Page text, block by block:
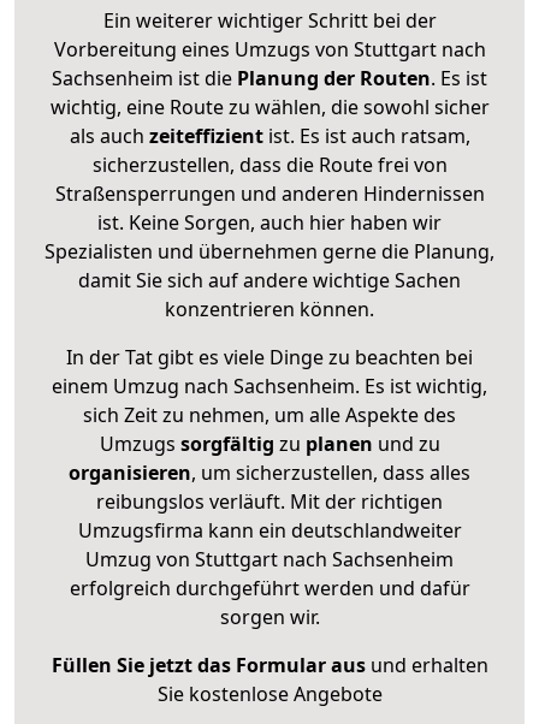
Ein weiterer wichtiger Schritt bei der
Vorbereitung eines Umzugs von Stuttgart nach
Sachsenheim ist die Planung der Routen. Es ist
wichtig, eine Route zu wählen, die sowohl sicher
als auch zeiteffizientist. Es ist auch ratsam,
sicherzustellen, dass die Route frei von
Straßensperrungen und anderen Hindernissen
ist. Keine Sorgen, auch hier haben wir
Spezialisten und übernehmen gerne die Planung,
damit Sie sich auf andere wichtige Sachen
konzentrieren können.
In der Tat gibt es viele Dinge zu beachten bei
einem Umzug nach Sachsenheim. Es ist wichtig,
sich Zeit zu nehmen, um alle Aspekte des
Umzugs sorgfältig zu planen und zu
organisieren, um sicherzustellen, dass alles
reibungslos verläuft. Mit der richtigen
Umzugsfirma kann ein deutschlandweiter
Umzug von Stuttgart nach Sachsenheim
erfolgreich durchgeführt werden und dafür
sorgen wir.
Füllen Sie jetzt das Formular ausund erhalten
Sie kostenlose Angebote